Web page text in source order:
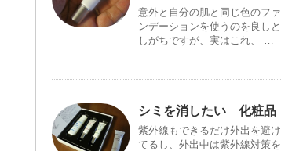
意外と自分の肌と同じ色のファ
ンデーションを使うのを良しと
しがちですが、実はこれ、 …
シミを消したい 化粧品
紫外線もできるだけ外出を避け
てるし、外出中は紫外線対策を